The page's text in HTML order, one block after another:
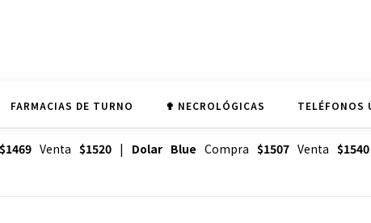
FARMACIAS DE TURNO ✟ NECROLÓGICAS TELÉFONOS
$1469Venta $1520| Dolar Blue Compra $1507Venta $1540